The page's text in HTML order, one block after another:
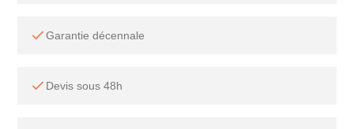
Garantie décennale
Devis sous 48h